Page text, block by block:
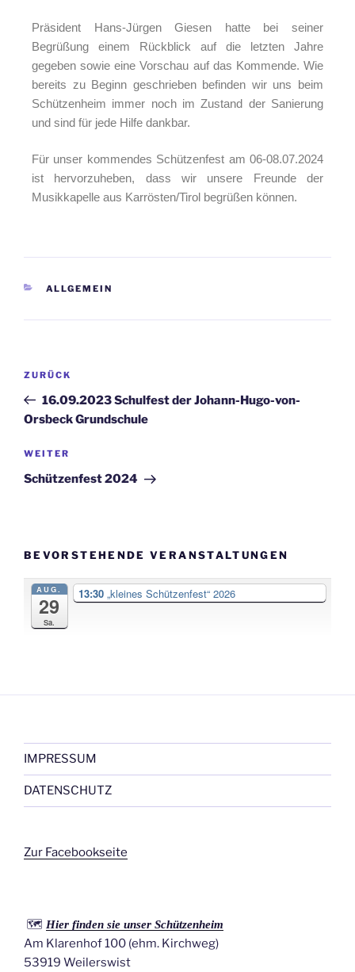
Präsident Hans-Jürgen Giesen hatte bei seiner
Begrüßung einem Rückblick auf die letzten Jahre
gegeben sowie eine Vorschau auf das Kommende. Wie
bereits zu Beginn geschrieben befinden wir uns beim
Schützenheim immer noch im Zustand der Sanierung
und sind für jede Hilfe dankbar.
Für unser kommendes Schützenfest am 06-08.07.2024
ist hervorzuheben, dass wir unsere Freunde der
Musikkapelle aus Karrösten/Tirol begrüßen können.
ALLGEMEIN
ZURÜCK
16.09.2023 Schulfest der Johann-Hugo-von-
Orsbeck Grundschule
WEITER
Schützenfest 2024
BEVORSTEHENDE VERANSTALTUNGEN
AUG.
29
Sa.
13:30 „kleines Schützenfest“ 2026
IMPRESSUM
DATENSCHUTZ
Zur Facebookseite
🗺️ Hier finden sie unser Schützenheim
Am Klarenhof 100 (ehm. Kirchweg)
53919 Weilerswist